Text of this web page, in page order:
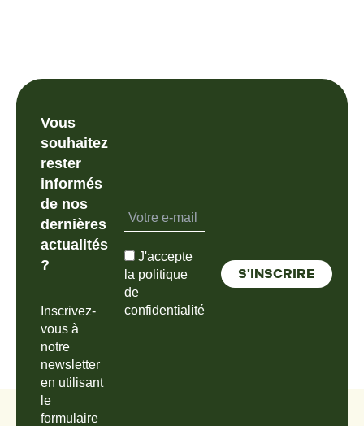
Vous
souhaitez
rester
informés
de nos
dernières
actualités
?
Inscrivez-
vous à
notre
newsletter
en utilisant
le
formulaire
J'accepte
la politique
de
confidentialité